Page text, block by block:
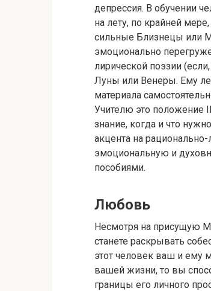
депрессия. В обучении
на лету, по крайней
сильные Близнецы или
эмоционально
лирической поэзии
Луны или Венеры. Ему
материала
Учителю это положение
знание, когда и что
акцента на рационально-
эмоциональную и
пособиями.
Любовь
Несмотря на присущую
станете раскрывать
этот человек ваш и ему
вашей жизни, то вы
границы его личного